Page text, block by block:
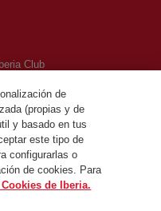
Club
reservados.
de
(propias y de
y basado en tus
este tipo de
configurarlas o
de cookies. Para
de Iberia.